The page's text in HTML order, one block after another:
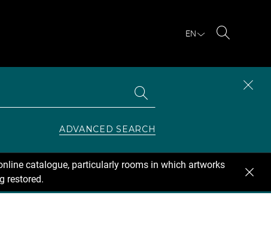
EN
ADVANCED SEARCH
catalogue, particularly rooms in which artworks
restored.